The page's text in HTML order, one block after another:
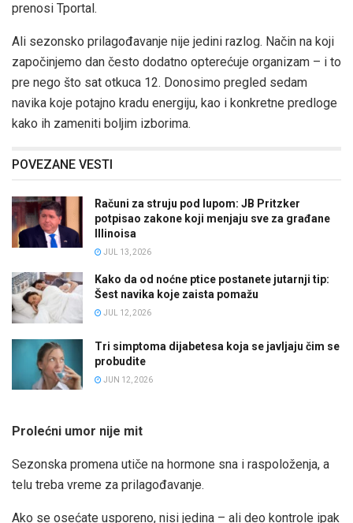
prenosi Tportal.
Ali sezonsko prilagođavanje nije jedini razlog. Način na koji
započinjemo dan često dodatno opterećuje organizam – i to
pre nego što sat otkuca 12. Donosimo pregled sedam
navika koje potajno kradu energiju, kao i konkretne predloge
kako ih zameniti boljim izborima.
POVEZANE VESTI
Računi za struju pod lupom: JB Pritzker
potpisao zakone koji menjaju sve za građane
Illinoisa
JUL 13, 2026
Kako da od noćne ptice postanete jutarnji tip:
Šest navika koje zaista pomažu
JUL 12, 2026
Tri simptoma dijabetesa koja se javljaju čim se
probudite
JUN 12, 2026
Prolećni umor nije mit
Sezonska promena utiče na hormone sna i raspoloženja, a
telu treba vreme za prilagođavanje.
Ako se osećate usporeno, nisi jedina – ali deo kontrole ipak